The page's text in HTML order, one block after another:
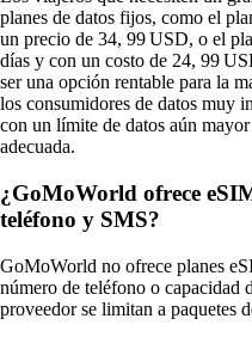
planes de datos fijos, como el
un precio de 34, 99 USD, o el
días y con un costo de 24, 99
ser una opción rentable para la
los consumidores de datos muy
con un límite de datos aún
adecuada.
¿GoMoWorld ofrece
teléfono y SMS?
GoMoWorld no ofrece planes
número de teléfono o capacidad
proveedor se limitan a paquetes